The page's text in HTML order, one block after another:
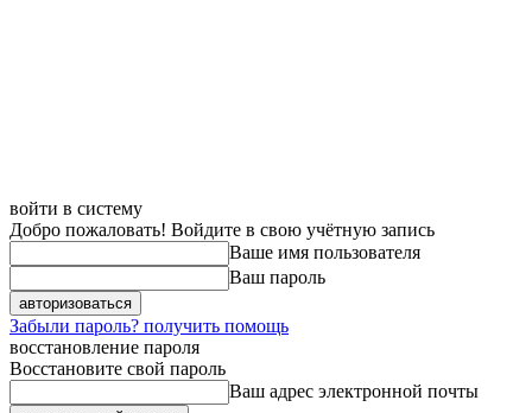
войти в систему
Добро пожаловать! Войдите в свою учётную запись
Ваше имя пользователя
Ваш пароль
Забыли пароль? получить помощь
восстановление пароля
Восстановите свой пароль
Ваш адрес электронной почты